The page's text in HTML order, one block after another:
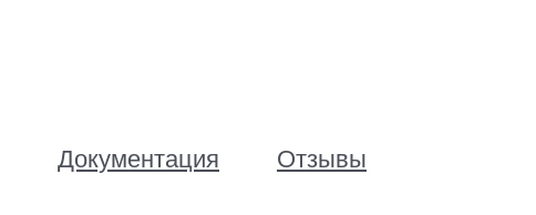
Документация Отзывы